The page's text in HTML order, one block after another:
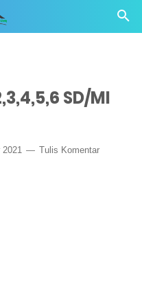
SD/MI
2021 Tulis Komentar